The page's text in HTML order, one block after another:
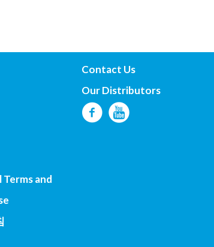
and
Contact Us
Our Distributors